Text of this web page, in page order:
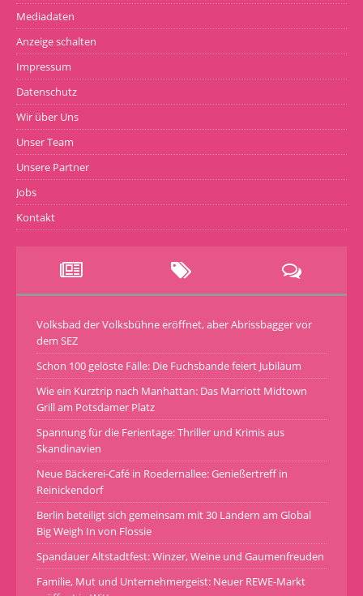
Mediadaten
Anzeige schalten
Impressum
Datenschutz
Wir über Uns
Unser Team
Unsere Partner
Jobs
Kontakt
Volksbad der Volksbühne eröffnet, aber Abrissbagger vor
dem SEZ
Schon 100 gelöste Fälle: Die Fuchsbande feiert Jubiläum
Wie ein Kurztrip nach Manhattan: Das Marriott Midtown
Grill am Potsdamer Platz
Spannung für die Ferientage: Thriller und Krimis aus
Skandinavien
Neue Bäckerei-Café in Roedernallee: Genießertreff in
Reinickendorf
Berlin beteiligt sich gemeinsam mit 30 Ländern am Global
Big Weigh In von Flossie
Spandauer Altstadtfest: Winzer, Weine und Gaumenfreuden
Familie, Mut und Unternehmergeist: Neuer REWE-Markt